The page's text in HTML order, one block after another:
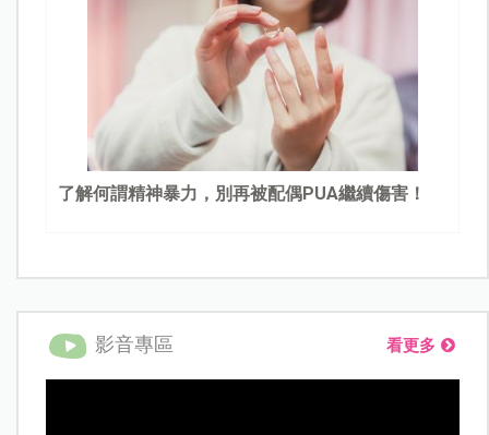
了解何謂精神暴力，別再被配偶PUA繼續傷害！
影音專區 看更多